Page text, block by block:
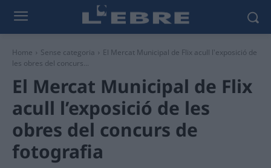
Home Sense categoria
El Mercat Municipal de Flix acull l'exposició de
les obres del concurs...
El Mercat Municipal de Flix
acull l’exposició de les
obres del concurs de
fotografia